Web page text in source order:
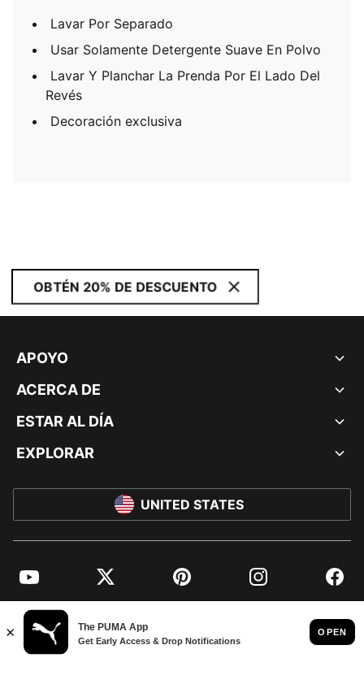
Lavar Por Separado
Usar Solamente Detergente Suave En Polvo
Lavar Y Planchar La Prenda Por El Lado Del
Revés
Decoración exclusiva
OBTÉN 20% DE DESCUENTO
APOYO
ACERCA DE
ESTAR AL DÍA
EXPLORAR
UNITED STATES
YouTube Twitter Pinterest Instagram
© PUMA NORTH AMERICA, INC.
IMPRINT AND LEGAL DATA